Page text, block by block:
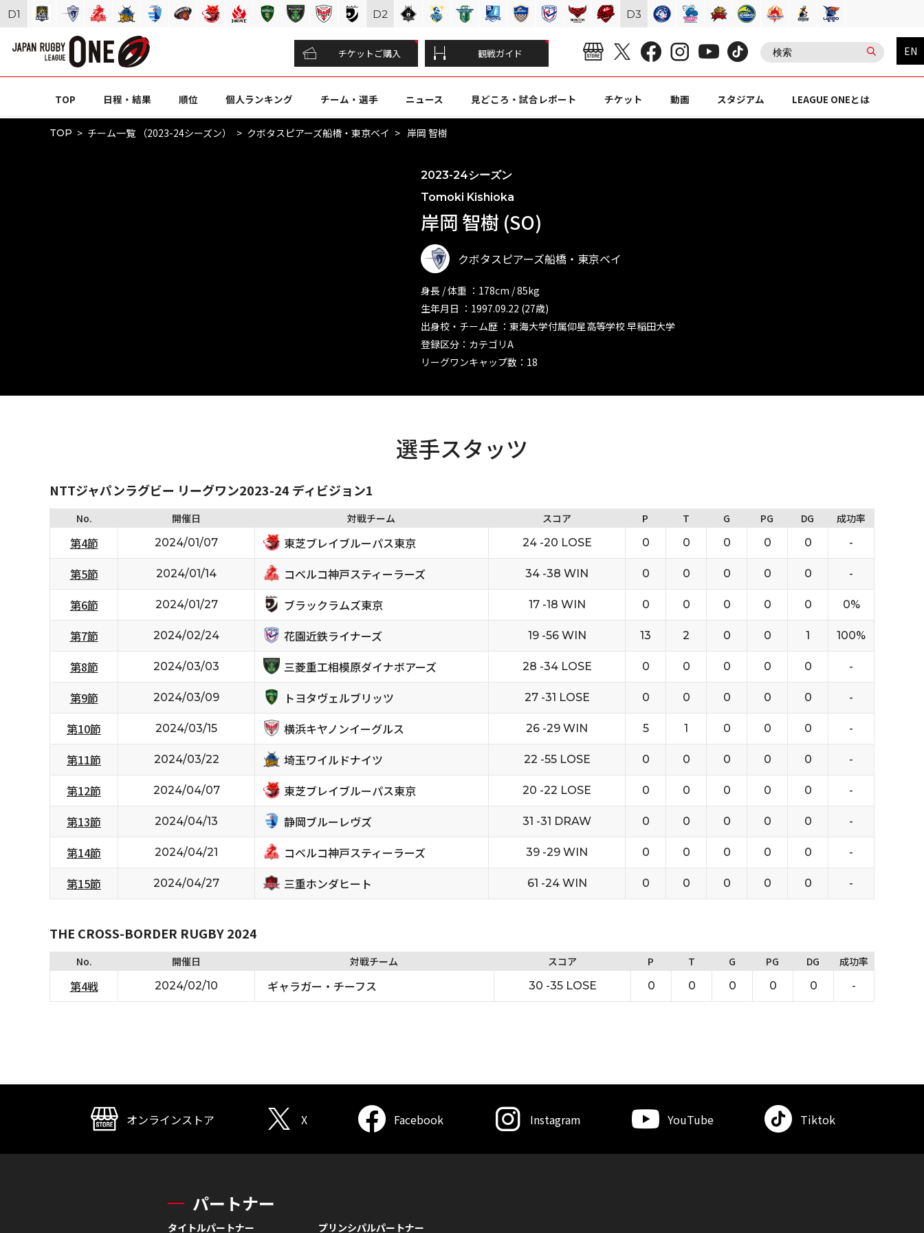
チケットご購入 観戦ガイド EN
TOP 日程・結果 順位 個人ランキング チーム・選手 ニュース 見どころ・試合レポート チケット 動画 スタジアム LEAGUE ONEとは
TOP チーム一覧 （2023-24シーズン） クボタスピアーズ船橋・東京ベイ 岸岡 智樹
2023-24シーズン
Tomoki Kishioka
岸岡 智樹 (SO)
クボタスピアーズ船橋・東京ベイ
身長 / 体重 ：178cm / 85kg
生年月日 ：1997.09.22 (27歳)
出身校・チーム歴 ：東海大学付属仰星高等学校 早稲田大学
登録区分：カテゴリA
リーグワンキャップ数：18
選手スタッツ
NTTジャパンラグビー リーグワン2023-24 ディビジョン1
No. 開催日 対戦チーム スコア P T G PG DG 成功率
第4節 2024/01/07 東芝ブレイブルーパス東京 24 -20 LOSE 0 0 0 0 0 -
第5節 2024/01/14 コベルコ神戸スティーラーズ 34 -38 WIN 0 0 0 0 0 -
第6節 2024/01/27 ブラックラムズ東京 17 -18 WIN 0 0 0 0 0 0%
第7節 2024/02/24 花園近鉄ライナーズ 19 -56 WIN 13 2 0 0 1 100%
第8節 2024/03/03 三菱重工相模原ダイナボアーズ 28 -34 LOSE 0 0 0 0 0 -
第9節 2024/03/09 トヨタヴェルブリッツ 27 -31 LOSE 0 0 0 0 0 -
第10節 2024/03/15 横浜キヤノンイーグルス 26 -29 WIN 5 1 0 0 0 -
第11節 2024/03/22 埼玉ワイルドナイツ 22 -55 LOSE 0 0 0 0 0 -
第12節 2024/04/07 東芝ブレイブルーパス東京 20 -22 LOSE 0 0 0 0 0 -
第13節 2024/04/13 静岡ブルーレヴズ 31 -31 DRAW 0 0 0 0 0 -
第14節 2024/04/21 コベルコ神戸スティーラーズ 39 -29 WIN 0 0 0 0 0 -
第15節 2024/04/27 三重ホンダヒート 61 -24 WIN 0 0 0 0 0 -
THE CROSS-BORDER RUGBY 2024
No. 開催日 対戦チーム スコア P T G PG DG 成功率
第4戦 2024/02/10 ギャラガー・チーフス 30 -35 LOSE 0 0 0 0 0 -
D1 D2 D3
オンラインストア X Facebook Instagram YouTube Tiktok
パートナー
タイトルパートナー プリンシパルパートナー